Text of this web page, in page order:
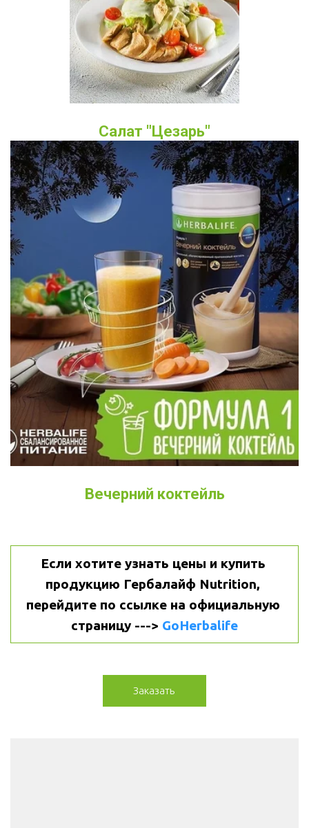
Салат "Цезарь"
Вечерний коктейль
Если хотите узнать цены и купить
продукцию Гербалайф Nutrition,
перейдите по ссылке на официальную
страницу ---> GoHerbalife
Заказать